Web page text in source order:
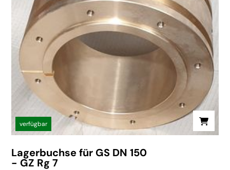
verfügbar
Lagerbuchse für GS DN 150
- GZ Rg 7